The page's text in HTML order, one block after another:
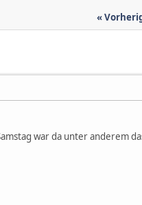
«
war da unter anderem